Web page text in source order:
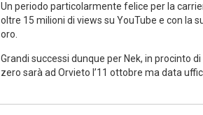
Un periodo particolarmente felice per la
oltre 15 milioni di views su YouTube e con la
oro.
Grandi successi dunque per Nek, in procinto
zero sarà ad Orvieto l’11 ottobre ma data